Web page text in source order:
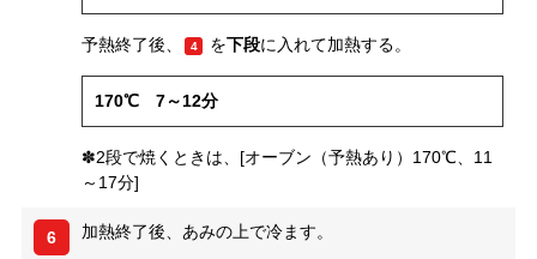
予熱終了後、 4 を下段に入れて加熱する。
170℃ 7～12分
✽2段で焼くときは、[オーブン（予熱あり）170℃、11
～17分]
6 加熱終了後、あみの上で冷ます。